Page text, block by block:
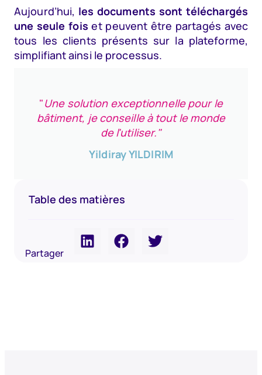
Aujourd’hui, les documents sont téléchargés
une seule fois et peuvent être partagés avec
tous les clients présents sur la plateforme,
simplifiant ainsi le processus.
"Une solution exceptionnelle pour le
bâtiment, je conseille à tout le monde
de l'utiliser."
Yildiray YILDIRIM
Table des matières
Partager